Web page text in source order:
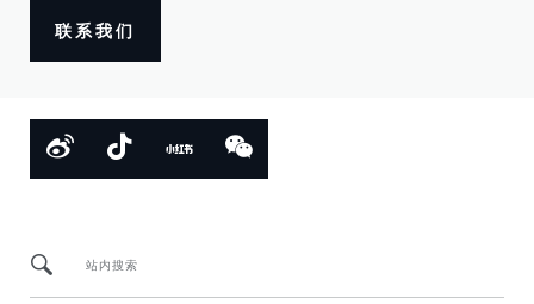
联系我们
站内搜索